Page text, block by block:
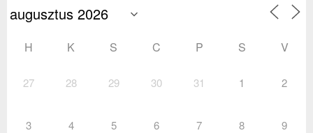
H K S C P S V
27 28 29 30 31 1 2
3 4 5 6 7 8 9